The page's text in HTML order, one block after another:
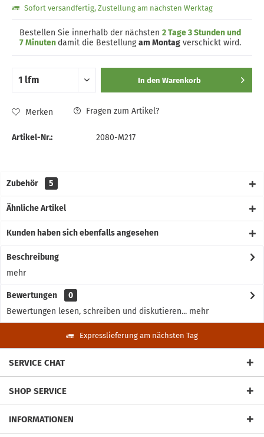
Sofort versandfertig, Zustellung am nächsten Werktag
Bestellen Sie innerhalb der nächsten 2 Tage 3 Stunden und
7 Minuten damit die Bestellungam Montag verschickt wird.
In den Warenkorb
Merken Fragen zum Artikel?
Artikel-Nr.: 2080-M217
Zubehör 5
Ähnliche Artikel
Kunden haben sich ebenfalls angesehen
Beschreibung
mehr
Bewertungen
0
Bewertungen lesen, schreiben und diskutieren... mehr
Expresslieferung am nächsten Tag
SERVICE CHAT
SHOP SERVICE
INFORMATIONEN